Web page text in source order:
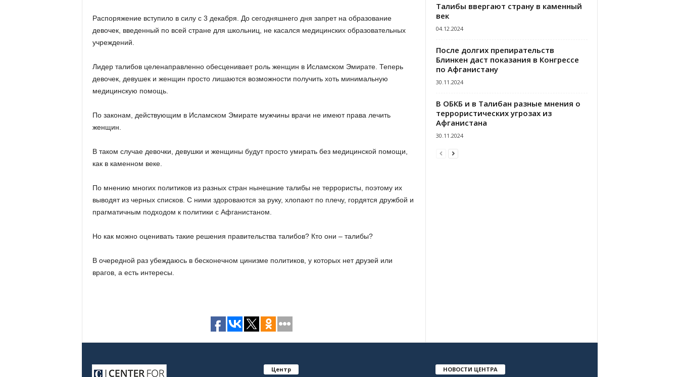
Распоряжение вступило в силу с 3 декабря. До сегодняшнего дня запрет на образование
девочек, введенный по всей стране для школьниц, не касался медицинских образовательных
учреждений.
Лидер талибов целенаправленно обесценивает роль женщин в Исламском Эмирате. Теперь
девочек, девушек и женщин просто лишаются возможности получить хоть минимальную
медицинскую помощь.
По законам, действующим в Исламском Эмирате мужчины врачи не имеют права лечить
женщин.
В таком случае девочки, девушки и женщины будут просто умирать без медицинской помощи,
как в каменном веке.
По мнению многих политиков из разных стран нынешние талибы не террористы, поэтому их
выводят из черных списков. С ними здороваются за руку, хлопают по плечу, гордятся дружбой и
прагматичным подходом к политики с Афганистаном.
Но как можно оценивать такие решения правительства талибов? Кто они – талибы?
В очередной раз убеждаюсь в бесконечном цинизме политиков, у которых нет друзей или
врагов, а есть интересы.
Талибы ввергают страну в каменный
век
04.12.2024
После долгих препирательств
Блинкен даст показания в Конгрессе
по Афганистану
30.11.2024
В ОБКБ и в Талибан разные мнения о
террористических угрозах из
Афганистана
30.11.2024
Центр НОВОСТИ ЦЕНТРА